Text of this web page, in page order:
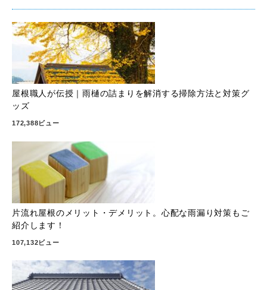
屋根職人が伝授｜雨樋の詰まりを解消する掃除方法と対策グ
ッズ
172,388ビュー
片流れ屋根のメリット・デメリット。心配な雨漏り対策もご
紹介します！
107,132ビュー